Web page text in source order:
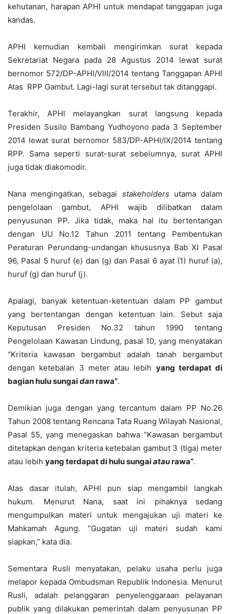
kehutanan, harapan APHI untuk mendapat tanggapan juga
kandas.
APHI kemudian kembali mengirimkan surat kepada
Sekretariat Negara pada 28 Agustus 2014 lewat surat
bernomor 572/DP-APHI/VIII/2014 tentang Tanggapan APHI
Atas RPP Gambut. Lagi-lagi surat tersebut tak ditanggapi.
Terakhir, APHI melayangkan surat langsung kepada
Presiden Susilo Bambang Yudhoyono pada 3 September
2014 lewat surat bernomor 583/DP-APHI/IX/2014 tentang
RPP. Sama seperti surat-surat sebelumnya, surat APHI
juga tidak diakomodir.
Nana mengingatkan, sebagai stakeholders utama dalam
pengelolaan gambut, APHI wajib dilibatkan dalam
penyusunan PP. Jika tidak, maka hal itu bertentangan
dengan UU No.12 Tahun 2011 tentang Pembentukan
Peraturan Perundang-undangan khususnya Bab XI Pasal
96, Pasal 5 huruf (e) dan (g) dan Pasal 6 ayat (1) huruf (a),
huruf (g) dan huruf (j).
Apalagi, banyak ketentuan-ketentuan dalam PP gambut
yang bertentangan dengan ketentuan lain. Sebut saja
Keputusan Presiden No.32 tahun 1990 tentang
Pengelolaan Kawasan Lindung, pasal 10, yang menyatakan
“Kriteria kawasan bergambut adalah tanah bergambut
dengan ketebalan 3 meter atau lebih yang terdapat di
bagian hulu sungaidanrawa”.
Demikian juga dengan yang tercantum dalam PP No.26
Tahun 2008 tentang Rencana Tata Ruang Wilayah Nasional,
Pasal 55, yang menegaskan bahwa “Kawasan bergambut
ditetapkan dengan kriteria ketebalan gambut 3 (tiga) meter
atau lebih yang terdapat di hulu sungaiataurawa”.
Atas dasar itulah, APHI pun siap mengambil langkah
hukum. Menurut Nana, saat ini pihaknya sedang
mengumpulkan materi untuk mengajukan uji materi ke
Mahkamah Agung. “Gugatan uji materi sudah kami
siapkan,” kata dia.
Sementara Rusli menyatakan, pelaku usaha perlu juga
melapor kepada Ombudsman Republik Indonesia. Menurut
Rusli, adalah pelanggaran penyelenggaraan pelayanan
publik yang dilakukan pemerintah dalam penyusunan PP